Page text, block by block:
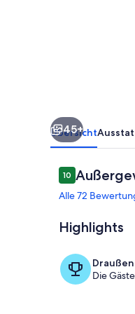
45+
Übersicht
Bewertungen
1010 von 10.
Alle 72
Highlights
Die